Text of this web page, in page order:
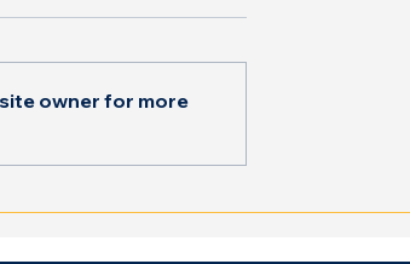
owner for more